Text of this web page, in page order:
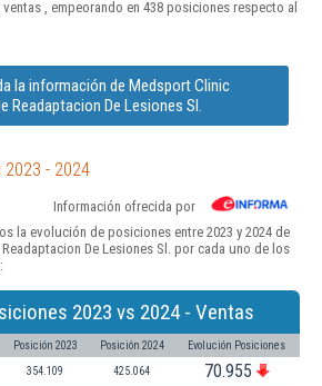
ventas , empeorando en 438 posiciones respecto al
la información de Medsport Clinic
Readaptacion De Lesiones Sl.
- 2024
Información ofrecida por
la evolución de posiciones entre 2023 y 2024 de
De Lesiones Sl. por cada uno de los
2023 vs 2024 - Ventas
Posición 2023 Posición 2024 Evolución Posiciones
354.109 425.064 70.955